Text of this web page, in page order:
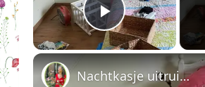
Play Video
Nachtkasje uitruimen en schoonmaken